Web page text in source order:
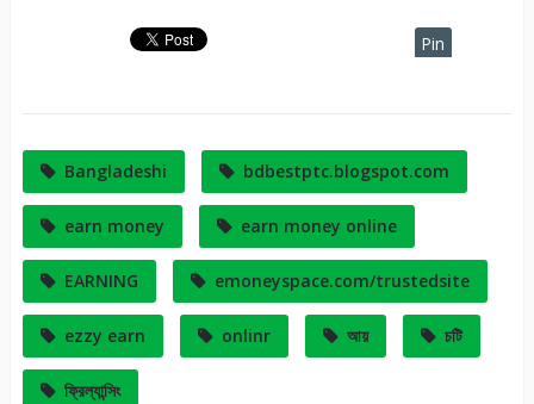
Pin
Bangladeshi bdbestptc.blogspot.com
earn money earn money online
EARNING emoneyspace.com/trustedsite
ezzy earn onlinr আয় চটি
ফ্রিল্যান্সিং